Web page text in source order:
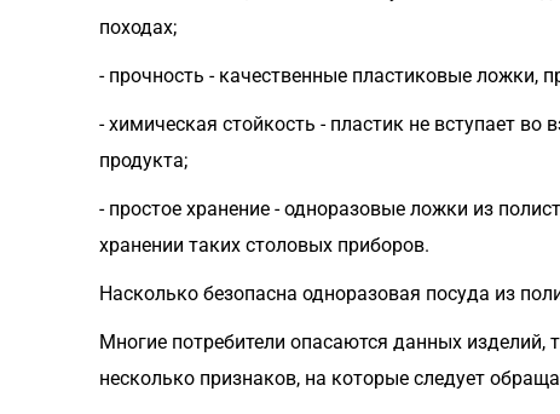
походах;
- прочность - качественные пластиковые
- химическая стойкость - пластик не вступает
продукта;
- простое хранение - одноразовые ложки из
хранении таких столовых приборов.
Насколько безопасна одноразовая посуда из
Многие потребители опасаются данных изделий,
несколько признаков, на которые следует